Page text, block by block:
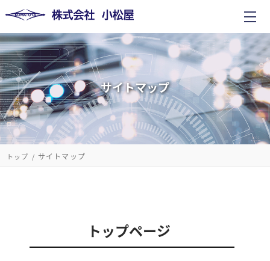
サイトマップ
トップ サイトマップ
トップページ